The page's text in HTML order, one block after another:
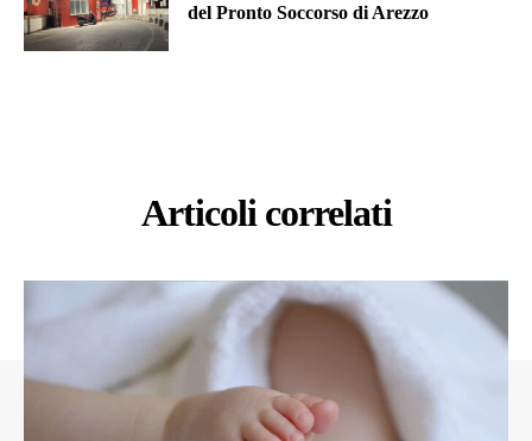
del Pronto Soccorso di Arezzo
Articoli correlati